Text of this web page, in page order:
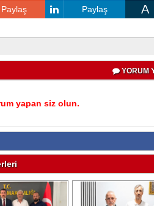
Paylaş Paylaş A
YORUM
yapan siz olun.